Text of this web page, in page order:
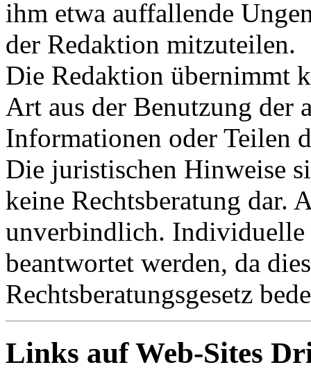
ihm etwa auffallende
der Redaktion mitzuteilen.
Die Redaktion übernimmt
Art aus der Benutzung der
Informationen oder Teilen
Die juristischen Hinweise
keine Rechtsberatung dar.
unverbindlich. Individuelle
beantwortet werden, da
Rechtsberatungsgesetz
Links auf Web-Sites